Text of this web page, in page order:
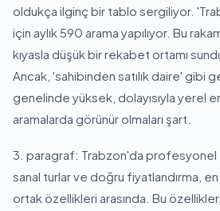
oldukça ilginç bir tablo sergiliyor.
için aylık 590 arama yapılıyor. Bu
kıyasla düşük bir rekabet ortamı
Ancak, 'sahibinden satılık daire' gibi
genelinde yüksek, dolayısıyla yerel
aramalarda görünür olmaları şart.
3. paragraf: Trabzon'da profesyonel
sanal turlar ve doğru fiyatlandırma, en
ortak özellikleri arasında. Bu özellikler,